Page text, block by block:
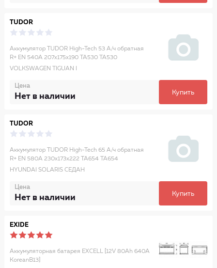
TUDOR
Аккумулятор TUDOR High-Tech 53 А/ч обратная
R+ EN 540A 207x175x190 TA530 TA530
VOLKSWAGEN TIGUAN I
Цена
Нет в наличии Купить
TUDOR
Аккумулятор TUDOR High-Tech 65 А/ч обратная
R+ EN 580A 230x173x222 TA654 TA654
HYUNDAI SOLARIS СЕДАН
Цена
Нет в наличии Купить
EXIDE
Аккумуляторная батарея EXCELL [12V 80Ah 640A
KoreanB13]